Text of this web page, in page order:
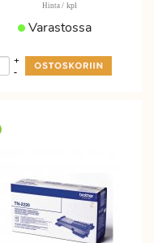
Hinta / kpl
Varastossa
-
+